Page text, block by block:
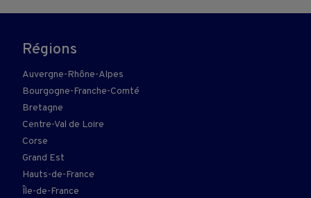
Régions
Auvergne-Rhône-Alpes
Bourgogne-Franche-Comté
Bretagne
Centre-Val de Loire
Corse
Grand Est
Hauts-de-France
Île-de-France